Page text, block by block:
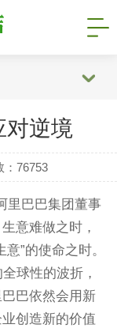
对逆境
：76753
巴巴集团董事
意难做之时，
”的使命之时。
球性的波折，
巴依然会用新
创造新的价值